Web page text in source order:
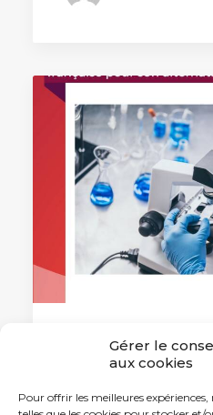
Gérer le
aux cookies
Pour offrir les meilleures
22 mars 2024
L’Europe
française pour son
opioïdes